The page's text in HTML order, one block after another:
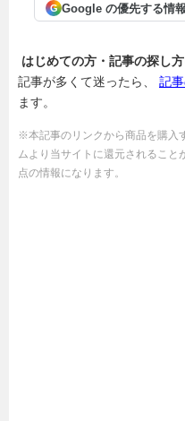
G Google の優先する情
はじめての方・記事の探し
記事が多くて迷ったら、 記
ます。
※本記事のリンクから商品を購入
ムより当サイトに還元されるこ
点の情報になります。